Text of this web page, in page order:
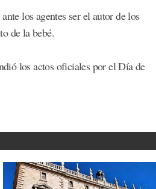
los agentes ser el autor de los
de la bebé.
los actos oficiales por el Día de